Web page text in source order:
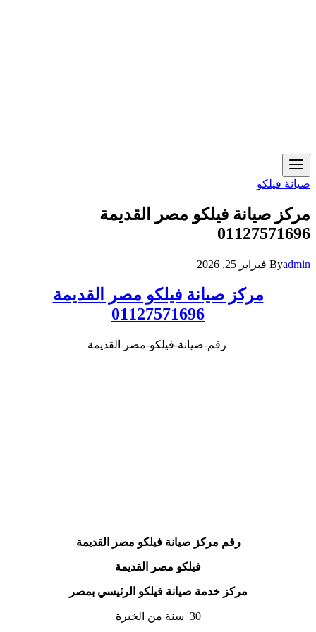
صيانة فيلكو
مركز صيانة فيلكو مصر القديمة
01127571696
Byadmin فبراير 25, 2026
مركز صيانة فيلكو مصر القديمة
01127571696
رقم-صيانة-فيلكو-مصر القديمة
رقم مركز صيانة فيلكو مصر القديمة
فيلكو مصر القديمة
مركز خدمة صيانة فيلكو الرئيسي بمصر
30 سنة من الخبرة